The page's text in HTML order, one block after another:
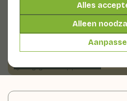
Alles
Alleen
Benieuwd naar de CO₂
Bekijk de impact
75gr groenten p.p.